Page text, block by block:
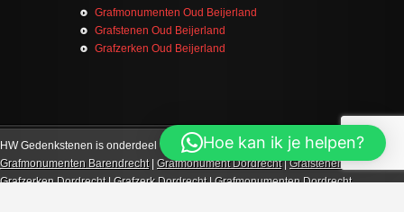
Grafmonumenten Oud Beijerland
Grafstenen Oud Beijerland
Grafzerken Oud Beijerland
HW Gedenkstenen is onderdeel van Binnenmaas Natuursteen .
Grafmonumenten Barendrecht| Grafmonument Dordrecht|Grafstenen Dordrecht
Grafzerken Dordrecht|Grafzerk Dordrecht|Grafmonumenten Dordrecht
Hoe kan ik je helpen?